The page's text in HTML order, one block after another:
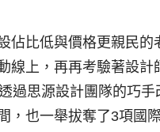
佔比低與價格更親民
線上，再再考驗著設
過思源設計團隊的巧
，也一舉拔奪了3項國